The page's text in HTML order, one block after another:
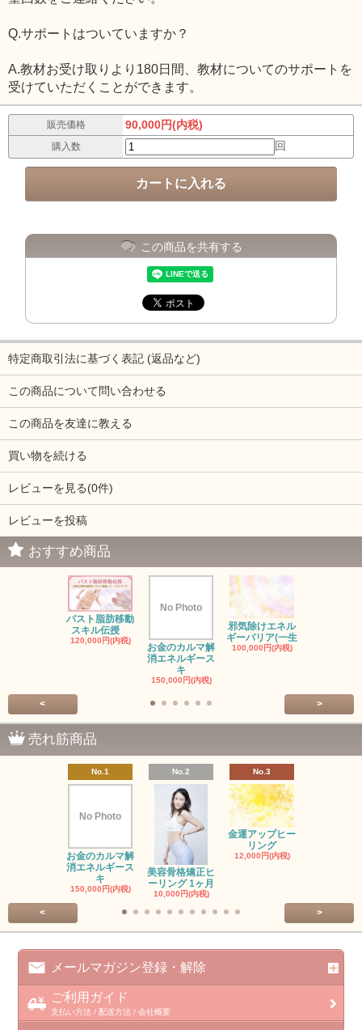
Q.サポートはついていますか？
A.教材お受け取りより180日間、教材についてのサポートを
受けていただくことができます。
販売価格 90,000円(内税)
購入数 回
この商品を共有する
特定商取引法に基づく表記 (返品など)
この商品について問い合わせる
この商品を友達に教える
買い物を続ける
レビューを見る(0件)
レビューを投稿
おすすめ商品
バスト脂肪移動
スキル伝授
120,000円(内税)
No Photo
お金のカルマ解
消エネルギース
キ
150,000円(内税)
邪気除けエネル
ギーバリア(一生
100,000円(内税)
< >
売れ筋商品
No.1
No Photo
お金のカルマ解
消エネルギース
キ
150,000円(内税)
No.2
美容骨格矯正ヒ
ーリング 1ヶ月
10,000円(内税)
No.3
金運アップヒー
リング
12,000円(内税)
< >
メールマガジン登録・解除
ご利用ガイド
支払い方法 / 配送方法 / 会社概要